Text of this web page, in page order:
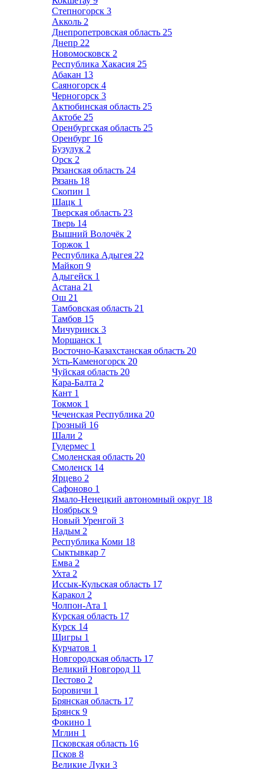
Степногорск 3
Акколь 2
Днепропетровская область 25
Днепр 22
Новомосковск 2
Республика Хакасия 25
Абакан 13
Саяногорск 4
Черногорск 3
Актюбинская область 25
Актобе 25
Оренбургская область 25
Оренбург 16
Бузулук 2
Орск 2
Рязанская область 24
Рязань 18
Скопин 1
Шацк 1
Тверская область 23
Тверь 14
Вышний Волочёк 2
Торжок 1
Республика Адыгея 22
Майкоп 9
Адыгейск 1
Астана 21
Ош 21
Тамбовская область 21
Тамбов 15
Мичуринск 3
Моршанск 1
Восточно-Казахстанская область 20
Усть-Каменогорск 20
Чуйская область 20
Кара-Балта 2
Кант 1
Токмок 1
Чеченская Республика 20
Грозный 16
Шали 2
Гудермес 1
Смоленская область 20
Смоленск 14
Ярцево 2
Сафоново 1
Ямало-Ненецкий автономный округ 18
Ноябрьск 9
Новый Уренгой 3
Надым 2
Республика Коми 18
Сыктывкар 7
Емва 2
Ухта 2
Иссык-Кульская область 17
Каракол 2
Чолпон-Ата 1
Курская область 17
Курск 14
Щигры 1
Курчатов 1
Новгородская область 17
Великий Новгород 11
Пестово 2
Боровичи 1
Брянская область 17
Брянск 9
Фокино 1
Мглин 1
Псковская область 16
Псков 8
Великие Луки 3